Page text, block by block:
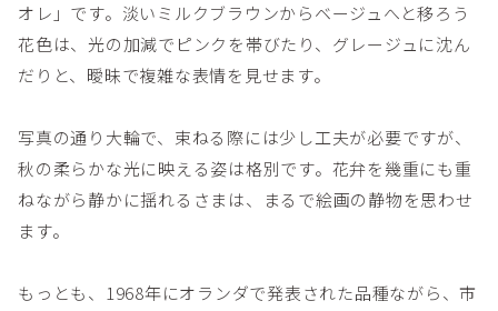
オレ」です。淡いミルクブラウンからベージュへと移ろう
花色は、光の加減でピンクを帯びたり、グレージュに沈ん
だりと、曖昧で複雑な表情を見せます。
写真の通り大輪で、束ねる際には少し工夫が必要ですが、
秋の柔らかな光に映える姿は格別です。花弁を幾重にも重
ねながら静かに揺れるさまは、まるで絵画の静物を思わせ
ます。
もっとも、1968年にオランダで発表された品種ながら、市